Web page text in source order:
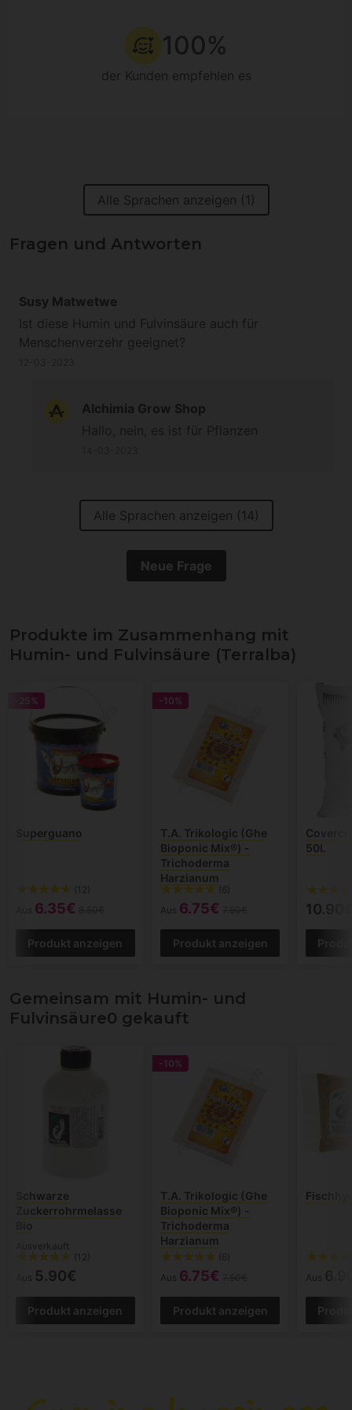
100%
der Kunden empfehlen es
Alle Sprachen anzeigen (1)
Fragen und Antworten
Susy Matwetwe
Ist diese Humin und Fulvinsäure auch für
Menschenverzehr geeignet?
Alchimia Grow Shop
Alle Sprachen anzeigen (14)
Neue Frage
Produkte im Zusammenhang mit
Humin- und Fulvinsäure (Terralba)
-25%
Superguano
(12)
6.35€
Produkt anzeigen
-10%
T.A. Trikologic (Ghe
Bioponic Mix®) -
Trichoderma
Harzianum
(6)
Aus 6.75€
Produkt anzeigen
50L
Gemeinsam mit Humin- und
Fulvinsäure0 gekauft
Schwarze
Zuckerrohrmelasse
Bio
Ausverkauft
(12)
5.90€
Produkt anzeigen
-10%
T.A. Trikologic (Ghe
Bioponic Mix®) -
Trichoderma
Harzianum
(6)
Aus 6.75€
Produkt anzeigen
Aus